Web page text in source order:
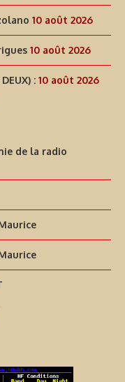
10 août 2026
10 août 2026
: 10 août 2026
de la radio